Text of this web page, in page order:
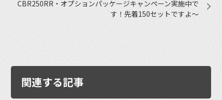
CBR250RR・オプションパッケージキャンペーン実施中で
す！先着150セットですよ〜
関連する記事